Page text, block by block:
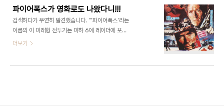
그냥 링크만 만들어도 될 듯 싶어서 포기했다. 책 분
류보기 클릭시 플로트 메뉴도 파이어폭스에서 선택
되지 않는다. 이런 버그들을 고치라고 북코아 고객센
터에 알렸으나 그들은 파이어폭스를 지원하지 않겠
다며 거부했다. 북코아에서 수백만 원어치 구매한 사
OS/네트워크데이터베이스 구축/관리게임프로그래
파이어폭스가 영화로도 나왔다니!!!
검색하다가 우연히 발견했습니다. "'파이어폭스'라는
이름의 이 미래형 전투기는 마하 6에 레이더에 포착
되지 않으며 조종사의 생각대로 움직이는 사고 유도
더보기